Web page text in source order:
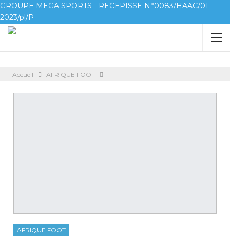
GROUPE MEGA SPORTS - RECEPISSE N°0083/HAAC/01-
2023/pl/P
Accueil AFRIQUE FOOT
AFRIQUE FOOT